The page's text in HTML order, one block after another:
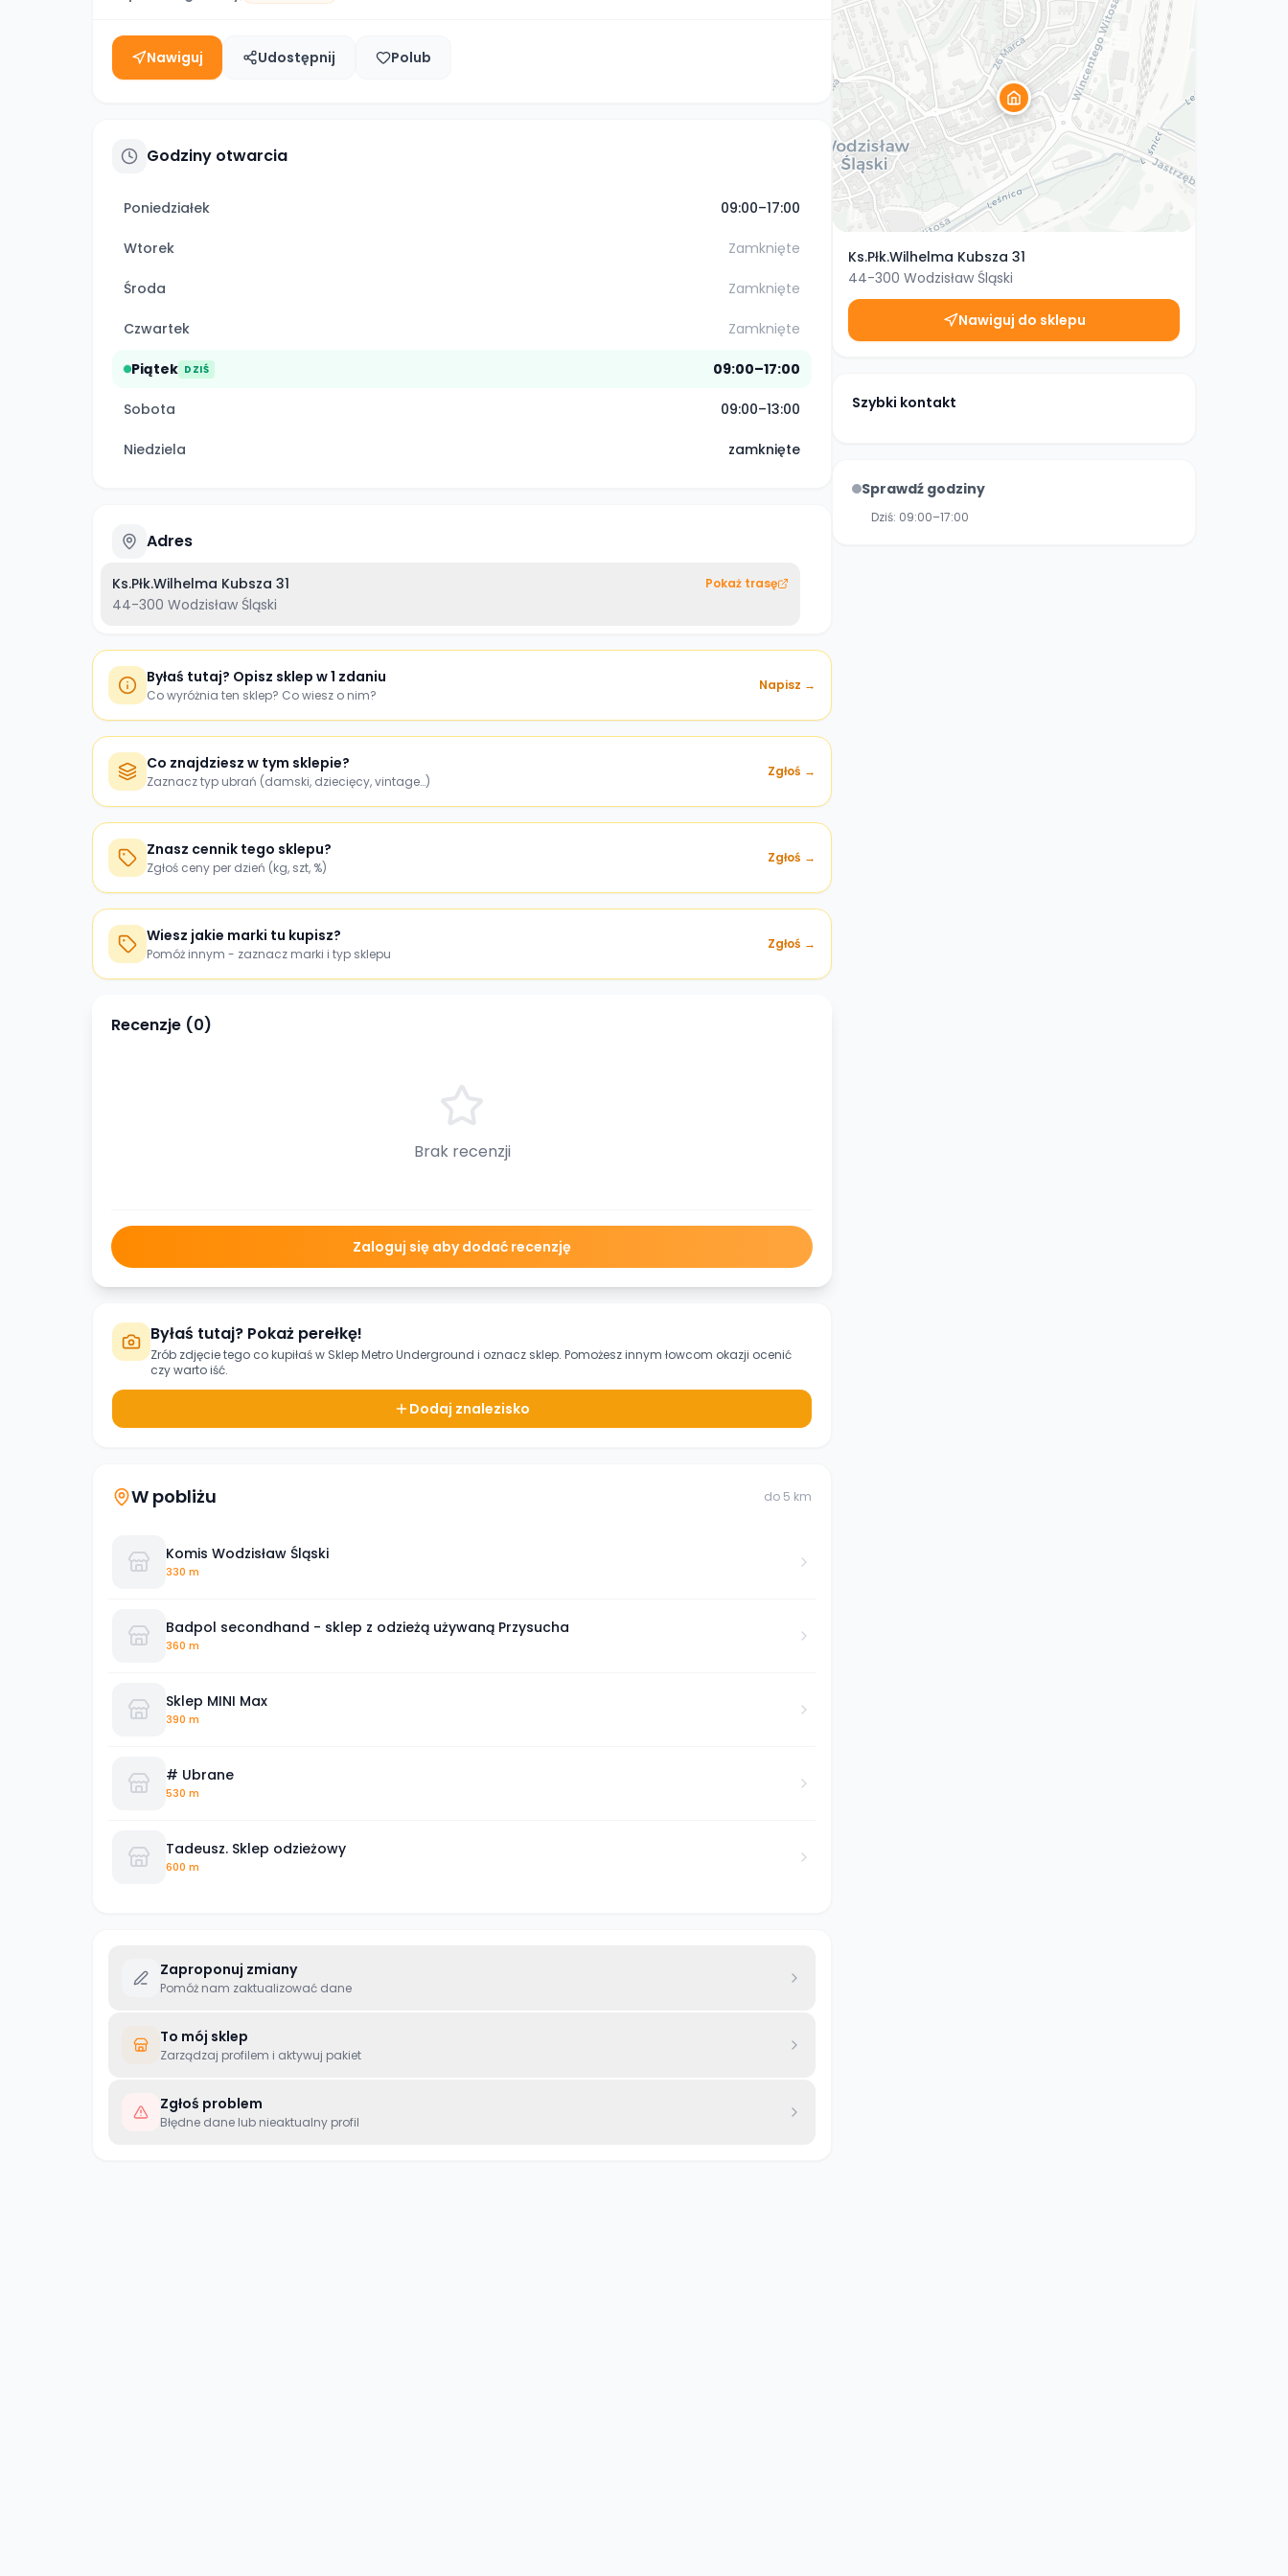
Nawiguj Udostępnij Polub
Godziny otwarcia
Poniedziałek 09:00–17:00
Wtorek Zamknięte
Środa Zamknięte
Czwartek Zamknięte
Piątek DZIŚ 09:00–17:00
Sobota 09:00–13:00
Niedziela zamknięte
Adres
Ks.Płk.Wilhelma Kubsza 31
44-300 Wodzisław Śląski
Pokaż trasę
Byłaś tutaj? Opisz sklep w 1 zdaniu
Co wyróżnia ten sklep? Co wiesz o nim?
Napisz →
Co znajdziesz w tym sklepie?
Zaznacz typ ubrań (damski, dziecięcy, vintage…)
Zgłoś →
Znasz cennik tego sklepu?
Zgłoś ceny per dzień (kg, szt, %)
Zgłoś →
Wiesz jakie marki tu kupisz?
Pomóż innym - zaznacz marki i typ sklepu
Zgłoś →
Recenzje (0)
Brak recenzji
Zaloguj się aby dodać recenzję
Byłaś tutaj? Pokaż perełkę!
Zrób zdjęcie tego co kupiłaś w Sklep Metro Underground i oznacz sklep. Pomożesz innym łowcom okazji ocenić
czy warto iść.
Dodaj znalezisko
W pobliżu do 5 km
Komis Wodzisław Śląski
330 m
Badpol secondhand - sklep z odzieżą używaną Przysucha
360 m
Sklep MINI Max
390 m
# Ubrane
530 m
Tadeusz. Sklep odzieżowy
600 m
Zaproponuj zmiany
Pomóż nam zaktualizować dane
To mój sklep
Zarządzaj profilem i aktywuj pakiet
Zgłoś problem
Błędne dane lub nieaktualny profil
Ks.Płk.Wilhelma Kubsza 31
44-300 Wodzisław Śląski
Nawiguj do sklepu
Szybki kontakt
Sprawdź godziny
Dziś: 09:00–17:00